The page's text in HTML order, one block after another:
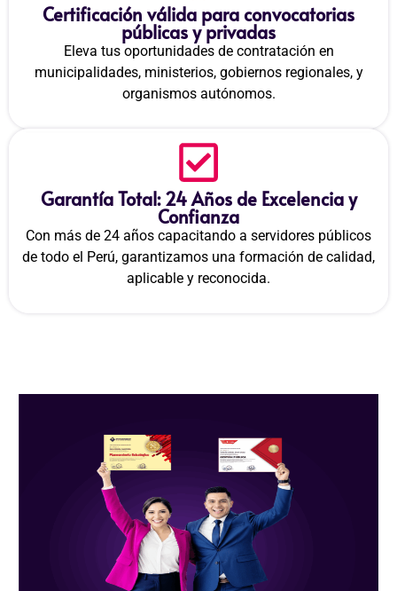
Certificación válida para convocatorias
públicas y privadas
Eleva tus oportunidades de contratación en
municipalidades, ministerios, gobiernos regionales, y
organismos autónomos.
Garantía Total: 24 Años de Excelencia y
Confianza
Con más de 24 años capacitando a servidores públicos
de todo el Perú, garantizamos una formación de calidad,
aplicable y reconocida.